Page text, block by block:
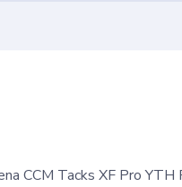
CCM Tacks XF Pro